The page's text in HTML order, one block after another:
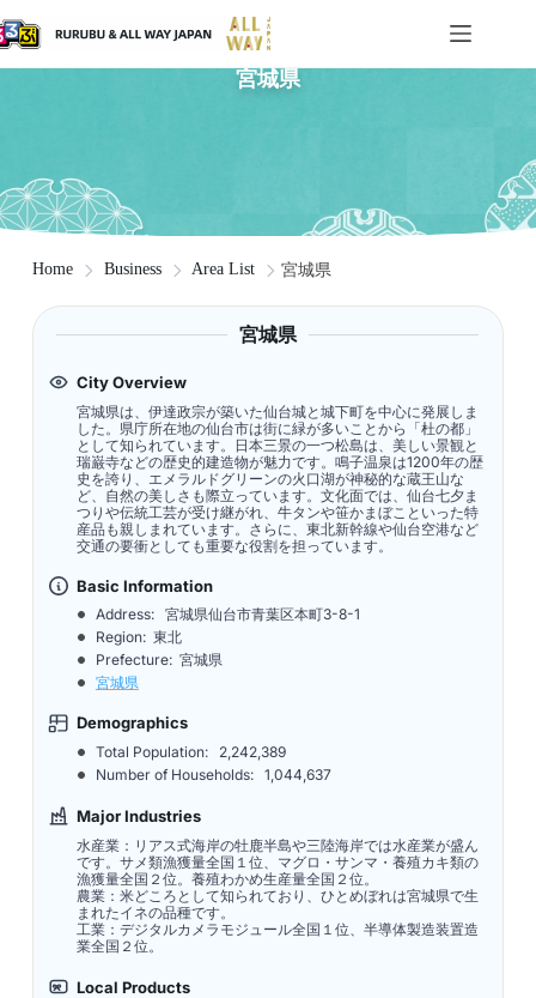
宮城県
Home Business Area List 宮城県
宮城県
City Overview
宮城県は、伊達政宗が築いた仙台城と城下町を中心に発展しま
した。県庁所在地の仙台市は街に緑が多いことから「杜の都」
として知られています。日本三景の一つ松島は、美しい景観と
瑞巌寺などの歴史的建造物が魅力です。鳴子温泉は1200年の歴
史を誇り、エメラルドグリーンの火口湖が神秘的な蔵王山な
ど、自然の美しさも際立っています。文化面では、仙台七夕ま
つりや伝統工芸が受け継がれ、牛タンや笹かまぼこといった特
産品も親しまれています。さらに、東北新幹線や仙台空港など
交通の要衝としても重要な役割を担っています。
Basic Information
Address: 宮城県仙台市青葉区本町3-8-1
Region: 東北
Prefecture: 宮城県
宮城県
Demographics
Total Population: 2,242,389
Number of Households: 1,044,637
Major Industries
水産業：リアス式海岸の牡鹿半島や三陸海岸では水産業が盛ん
です。サメ類漁獲量全国１位、マグロ・サンマ・養殖カキ類の
漁獲量全国２位。養殖わかめ生産量全国２位。
農業：米どころとして知られており、ひとめぼれは宮城県で生
まれたイネの品種です。
工業：デジタルカメラモジュール全国１位、半導体製造装置造
業全国２位。
Local Products